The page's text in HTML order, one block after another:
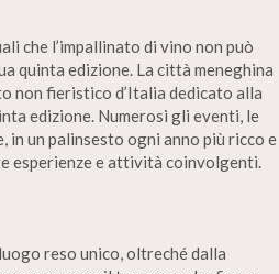
che l’impallinato di vino non può
quinta edizione. La città meneghina
non fieristico d’Italia dedicato alla
edizione. Numerosi gli eventi, le
in un palinsesto ogni anno più ricco e
esperienze e attività coinvolgenti.
reso unico, oltreché dalla